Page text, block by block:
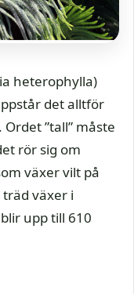
heterophylla)
det alltför
”tall” måste
rör sig om
växer vilt på
växer i
upp till 610